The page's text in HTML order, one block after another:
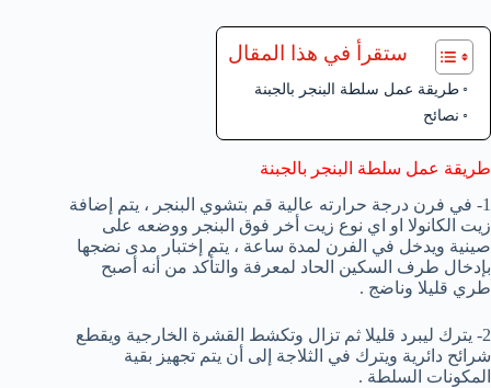
ستقرأ في هذا المقال
طريقة عمل سلطة البنجر بالجبنة
نصائح
طريقة عمل سلطة البنجر بالجبنة
1- في فرن درجة حرارته عالية قم بتشوي البنجر ، يتم إضافة
زيت الكانولا او اي نوع زيت أخر فوق البنجر ووضعه على
صينية ويدخل في الفرن لمدة ساعة ، يتم إختبار مدى نضجها
بإدخال طرف السكين الحاد لمعرفة والتأكد من أنه أصبح
طري قليلا وناضج .
2- يترك ليبرد قليلا ثم تزال وتكشط القشرة الخارجية ويقطع
شرائح دائرية ويترك في الثلاجة إلى أن يتم تجهيز بقية
المكونات السلطة .